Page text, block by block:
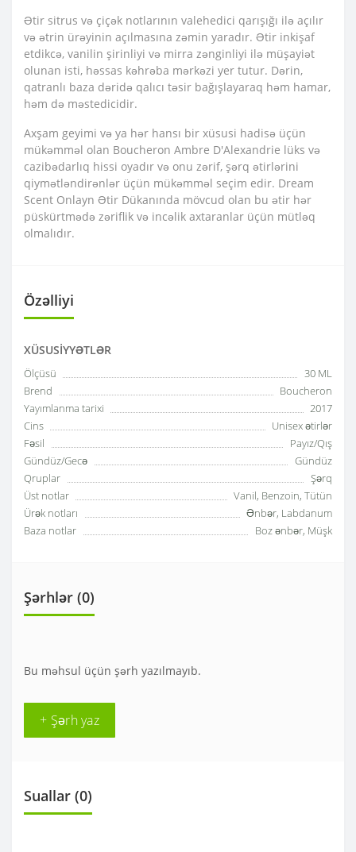
Ətir sitrus və çiçək notlarının valehedici qarışığı ilə açılır
və ətrin ürəyinin açılmasına zəmin yaradır. Ətir inkişaf
etdikcə, vanilin şirinliyi və mirra zənginliyi ilə müşayiət
olunan isti, həssas kəhrəba mərkəzi yer tutur. Dərin,
qatranlı baza dəridə qalıcı təsir bağışlayaraq həm hamar,
həm də məstedicidir.
Axşam geyimi və ya hər hansı bir xüsusi hadisə üçün
mükəmməl olan Boucheron Ambre D'Alexandrie lüks və
cazibədarlıq hissi oyadır və onu zərif, şərq ətirlərini
qiymətləndirənlər üçün mükəmməl seçim edir. Dream
Scent Onlayn Ətir Dükanında mövcud olan bu ətir hər
püskürtmədə zəriflik və incəlik axtaranlar üçün mütləq
olmalıdır.
Özəlliyi
XÜSUSIYYƏTLƏR
Ölçüsü
30 ML
Brend
Boucheron
Yayımlanma tarixi
2017
Cins
Unisex ətirlər
Fəsil
Payız/Qış
Gündüz/Gecə
Gündüz
Qruplar
Şərq
Üst notlar
Vanil, Benzoin, Tütün
Ürək notları
Ənbər, Labdanum
Baza notlar
Boz ənbər, Müşk
Şərhlər (0)
Bu məhsul üçün şərh yazılmayıb.
+ Şərh yaz
Suallar (0)